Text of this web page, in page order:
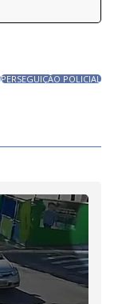
PERSEGUIÇÃO POLICIAL